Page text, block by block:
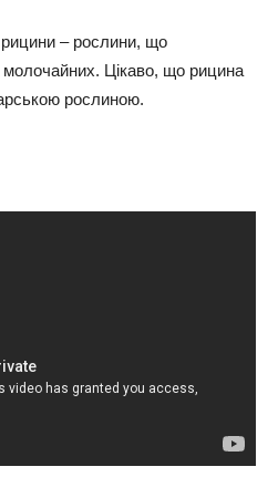
– рослини, що
молочайних. Цікаво, що рицина
рослиною.